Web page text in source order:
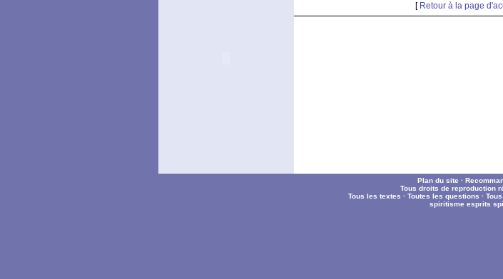
[ Retour à la page
Plan du site ·
Tous droits de reproduction
Tous les textes · Toutes les questions ·
spiritisme esprits